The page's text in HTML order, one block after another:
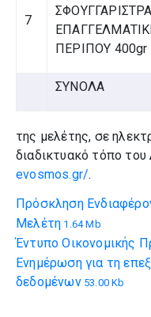
7
ΠΕΡΙΠΟΥ 400gr
ΣΥΝΟΛΑ
της μελέτης, σε
διαδικτυακό τόπο
evosmos.gr/.
Πρόσκληση
Μελέτη 1.64 Mb
Έντυπο Οικονομικής
Ενημέρωση για τη
δεδομένων53.00 Kb